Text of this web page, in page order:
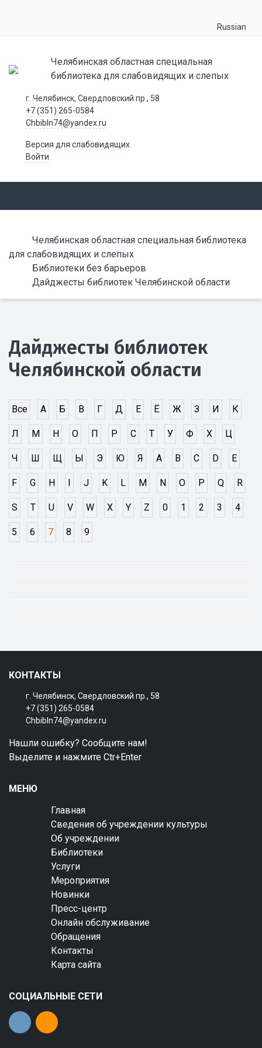
Russian
Челябинская областная специальная
библиотека для слабовидящих и слепых
г. Челябинск, Свердловский пр., 58
+7 (351) 265-0584
Chbibln74@yandex.ru
Версия для слабовидящих
Войти
Челябинская областная специальная библиотека
для слабовидящих и слепых
Библиотеки без барьеров
Дайджесты библиотек Челябинской области
Дайджесты библиотек
Челябинской области
Все А Б В Г Д Е Ё Ж З И К
Л М Н О П Р С Т У Ф Х Ц
Ч Ш Щ Ы Э Ю Я A B C D E
F G H I J K L M N O P Q R
S T U V W X Y Z 0 1 2 3 4
5 6 7 8 9
КОНТАКТЫ
г. Челябинск, Свердловский пр., 58
+7 (351) 265-0584
Chbibln74@yandex.ru
Нашли ошибку? Сообщите нам!
Выделите и нажмите Ctr+Enter
МЕНЮ
Главная
Сведения об учреждении культуры
Об учреждении
Библиотеки
Услуги
Мероприятия
Новинки
Пресс-центр
Онлайн обслуживание
Обращения
Контакты
Карта сайта
СОЦИАЛЬНЫЕ СЕТИ